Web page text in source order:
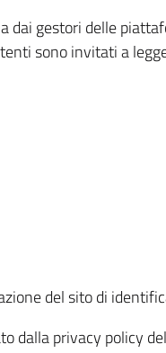
gestori delle
sono invitati a
del sito di
privacy policy